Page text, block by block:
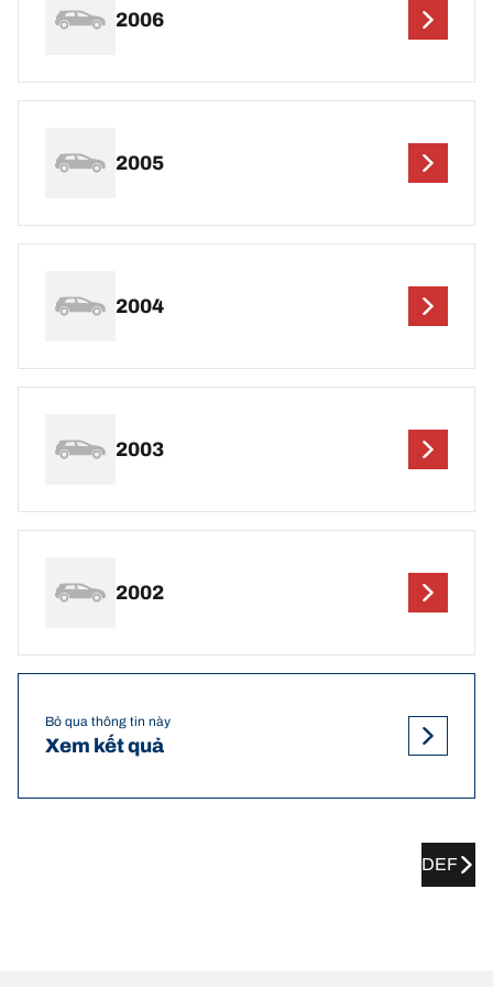
2006
2005
2004
2003
2002
Bỏ qua thông tin này
Xem kết quả
DEF